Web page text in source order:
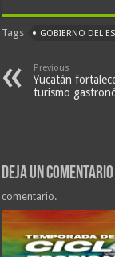
Tags GOBIERNO DEL
Previous
Yucatán
turismo
Deja un comentario
comentario.